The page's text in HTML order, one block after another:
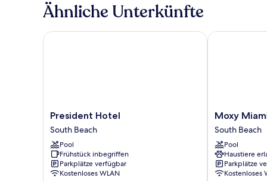
Ähnliche Unterkünfte
President
Hotel
South
Beach
President Hotel
South Beach
Pool
Frühstück inbegriffen
Parkplätze verfügbar
Kostenloses WLAN
President Hotel
Moxy
Miami
South
Beach
South
Beach
Moxy
South Beach
Pool
Haustiere
Parkplätze
Kostenloses
Moxy Miami